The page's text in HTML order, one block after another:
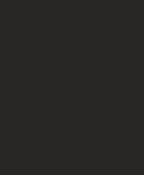
zur